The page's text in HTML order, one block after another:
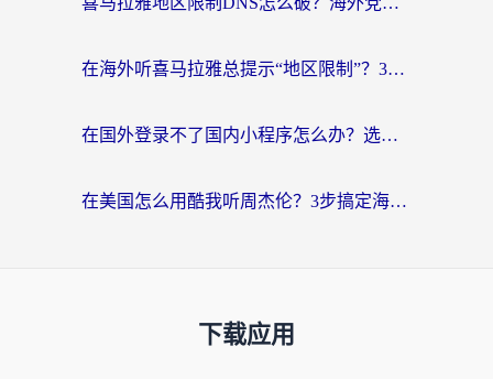
在海外听喜马拉雅总提示“地区限制”？3步轻松解除+听国内音乐全攻略
在国外登录不了国内小程序怎么办？选对回国加速器，轻松解锁国内资源
在美国怎么用酷我听周杰伦？3步搞定海外听歌难题
下载应用